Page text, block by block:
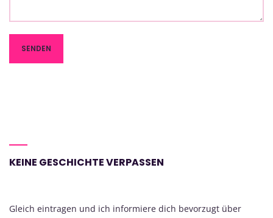
KEINE GESCHICHTE VERPASSEN
Gleich eintragen und ich informiere dich bevorzugt über